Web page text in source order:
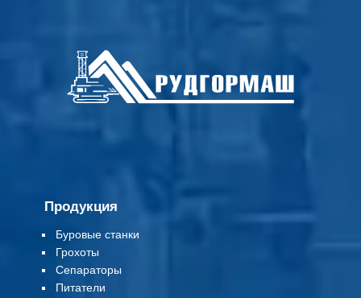
Продукция
Буровые станки
Грохоты
Сепараторы
Питатели